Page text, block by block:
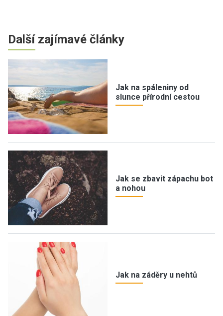
Další zajímavé články
Jak na spáleniny od
slunce přírodní cestou
Jak se zbavit zápachu bot
a nohou
Jak na záděry u nehtů